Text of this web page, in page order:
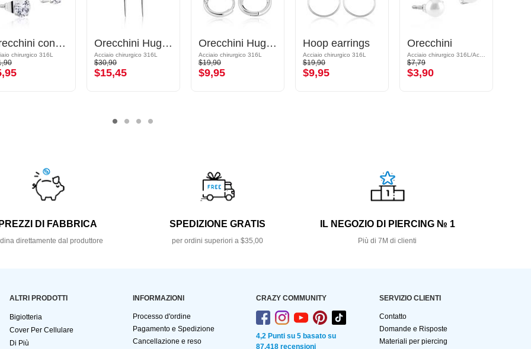
Orecchini con cristallini
chirurgico 316L
Orecchini Huggie con design spada
Acciaio chirurgico 316L
$30,90
$15,45
Orecchini Huggie
Acciaio chirurgico 316L
$19,90
$9,95
Hoop earrings
Acciaio chirurgico 316L
$19,90
$9,95
Orecchini
$7,79
$3,90
PREZZI DI FABBRICA
direttamente dal produttore
SPEDIZIONE GRATIS
per ordini superiori a $35,00
IL NEGOZIO DI PIERCING № 1
Più di 7M di clienti
ALTRI PRODOTTI
Bigiotteria
Cover Per Cellulare
Di Più
INFORMAZIONI
Processo d'ordine
Pagamento e Spedizione
Cancellazione e reso
CRAZY COMMUNITY
4,2 Punti su 5 basato su
87.418 recensioni
SERVIZIO CLIENTI
Contatto
Domande e Risposte
Materiali per piercing